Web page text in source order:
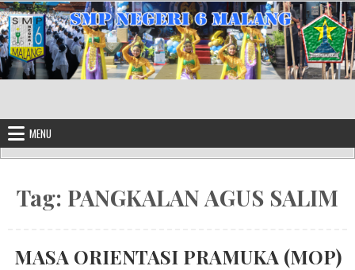
Skip to content
MENU
Tag: PANGKALAN AGUS SALIM
MASA ORIENTASI PRAMUKA (MOP)